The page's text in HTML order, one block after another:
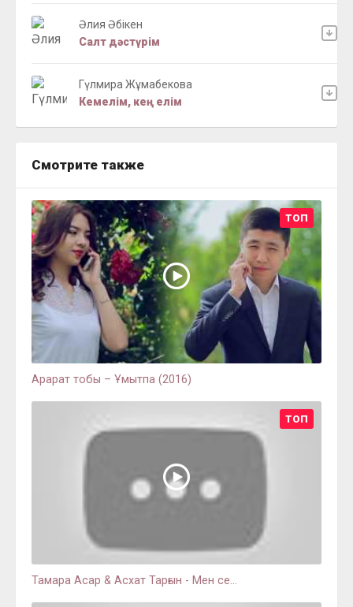
Әлия Әбікен
Салт дәстүрім
Гүлмира Жұмабекова
Кемелім, кең елім
Смотрите также
ТОП
Арарат тобы – Ұмытпа (2016)
ТОП
Тамара Асар & Асхат Тарғын - Мен се...